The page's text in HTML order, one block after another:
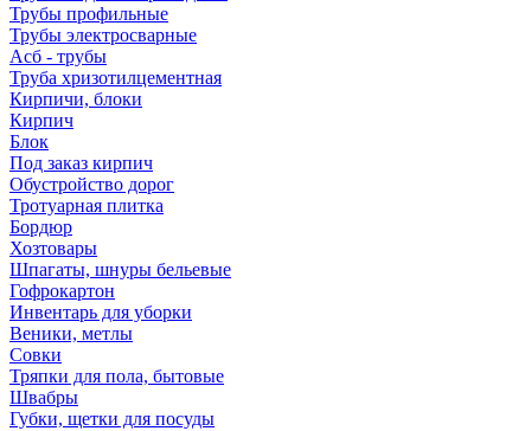
Трубы профильные
Трубы электросварные
Асб - трубы
Труба хризотилцементная
Кирпичи, блоки
Кирпич
Блок
Под заказ кирпич
Обустройство дорог
Тротуарная плитка
Бордюр
Хозтовары
Шпагаты, шнуры бельевые
Гофрокартон
Инвентарь для уборки
Веники, метлы
Совки
Тряпки для пола, бытовые
Швабры
Губки, щетки для посуды